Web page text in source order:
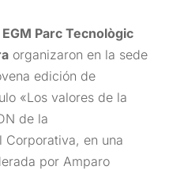
Parc Tecnològic
organizaron en la sede
edición de
«Los valores de la
de la
Corporativa, en una
por Amparo